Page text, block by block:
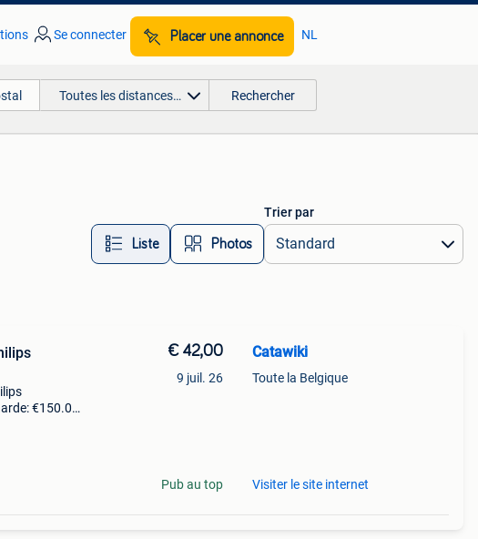
Se connecter Placer une annonce NL
Toutes les distances… Rechercher
Liste Photos
Trier par
€150.0
€ 42,00
9 juil. 26
Pub au top
Catawiki
Toute la Belgique
Visiter le site internet